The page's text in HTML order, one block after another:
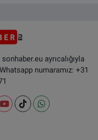
ayrıcalığıyla
numaramız: +31